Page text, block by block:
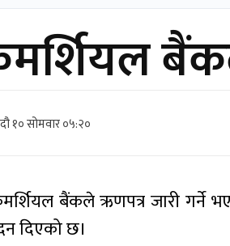
१० सोमवार ०५:२०
बैंकले ऋणपत्र जारी गर्ने
दिएको छ।